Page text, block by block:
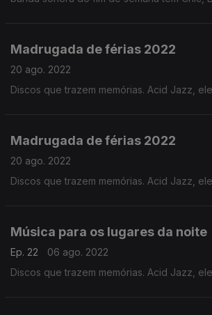
Madrugada de férias 2022
20 ago. 2022
Discos que trazem memórias. Acid Jazz,
Madrugada de férias 2022
20 ago. 2022
Discos que trazem memórias. Acid Jazz,
Música para os lugares da noite
Ep. 22
06 ago. 2022
Discos que trazem memórias. Acid Jazz,